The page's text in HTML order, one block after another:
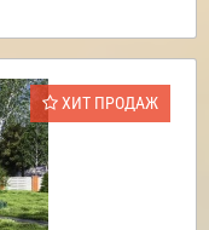
ХИТ ПРОДАЖ